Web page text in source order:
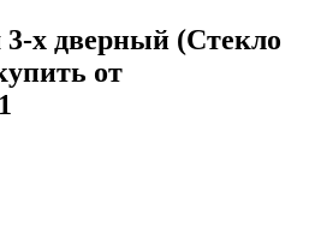
х дверный (Стекло
от